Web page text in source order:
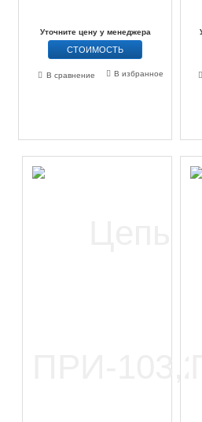
Уточните цену у менеджера
СТОИМОСТЬ
В избранное
В сравнение